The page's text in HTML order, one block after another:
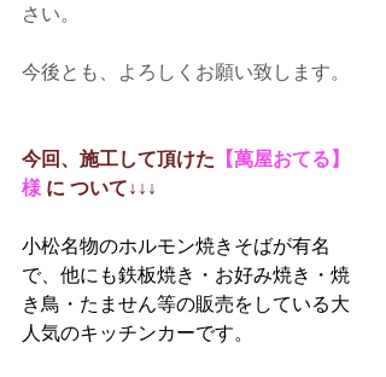
さい。
今後とも、よろしくお願い致します。
今回、施工して頂けた 【萬屋おてる】
様 に ついて↓↓↓
小松名物のホルモン焼きそばが有名
で、他にも鉄板焼き・お好み焼き・焼
き鳥・たません等の販売をしている大
人気のキッチンカーです。